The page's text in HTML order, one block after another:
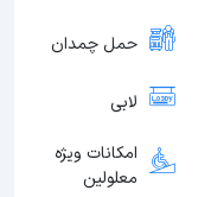
حمل چمدان
لابی
امکانات ویژه
معلولین